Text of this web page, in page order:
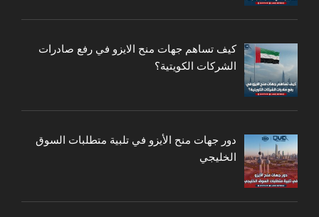
كيف تساهم جهات منح الايزو في رفع صادرات
الشركات الكويتية؟
دور جهات منح الأيزو في تلبية متطلبات السوق
الخليجي